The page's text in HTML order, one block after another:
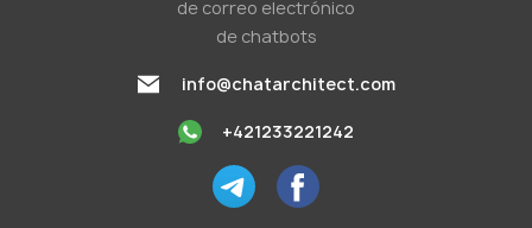
de correo electrónico
de chatbots
info@chatarchitect.com
+421233221242